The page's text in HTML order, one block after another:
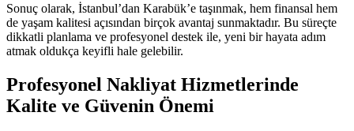
Sonuç olarak, İstanbul’dan Karabük’e taşınmak, hem finansal hem
de yaşam kalitesi açısından birçok avantaj sunmaktadır. Bu süreçte
dikkatli planlama ve profesyonel destek ile, yeni bir hayata adım
atmak oldukça keyifli hale gelebilir.
Profesyonel Nakliyat Hizmetlerinde
Kalite ve Güvenin Önemi